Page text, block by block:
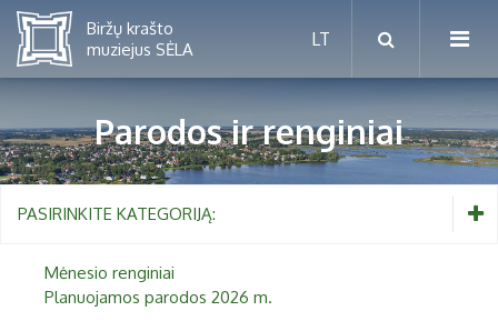
Mėnesio renginiai
Parodos ir renginiai
PASIRINKITE KATEGORIJĄ:
Mėnesio renginiai
Planuojamos parodos 2026 m.